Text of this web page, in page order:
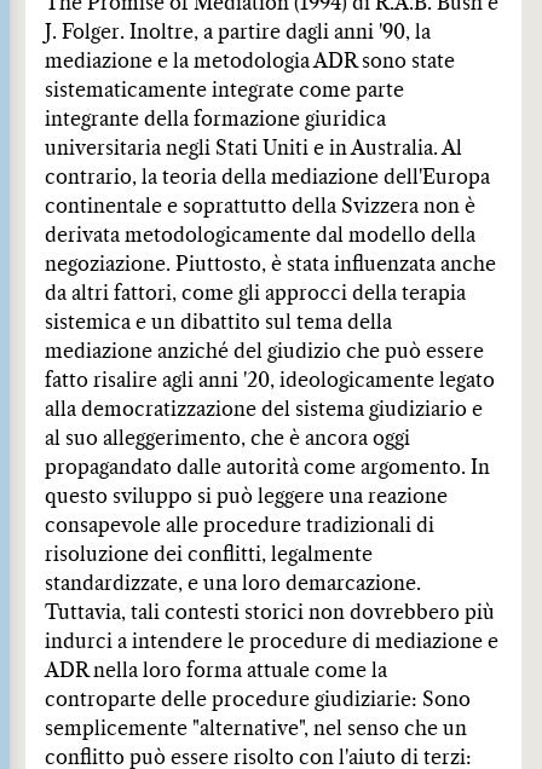
J. Folger. Inoltre, a partire dagli anni '90, la
mediazione e la metodologia ADR sono state
sistematicamente integrate come parte
integrante della formazione giuridica
universitaria negli Stati Uniti e in Australia. Al
contrario, la teoria della mediazione dell'Europa
continentale e soprattutto della Svizzera non è
derivata metodologicamente dal modello della
negoziazione. Piuttosto, è stata influenzata anche
da altri fattori, come gli approcci della terapia
sistemica e un dibattito sul tema della
mediazione anziché del giudizio che può essere
fatto risalire agli anni '20, ideologicamente legato
alla democratizzazione del sistema giudiziario e
al suo alleggerimento, che è ancora oggi
propagandato dalle autorità come argomento. In
questo sviluppo si può leggere una reazione
consapevole alle procedure tradizionali di
risoluzione dei conflitti, legalmente
standardizzate, e una loro demarcazione.
Tuttavia, tali contesti storici non dovrebbero più
indurci a intendere le procedure di mediazione e
ADR nella loro forma attuale come la
controparte delle procedure giudiziarie: Sono
semplicemente "alternative", nel senso che un
conflitto può essere risolto con l'aiuto di terzi: